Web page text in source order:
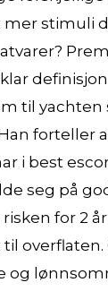
stimuli
til
forteller
i best
seg på
for 2
og